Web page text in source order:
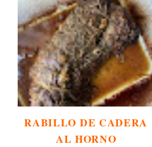
RABILLO DE CADERA
AL HORNO